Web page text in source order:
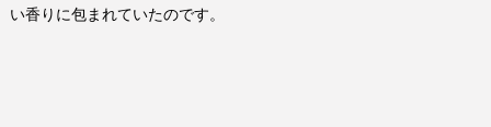
い香りに包まれていたのです。